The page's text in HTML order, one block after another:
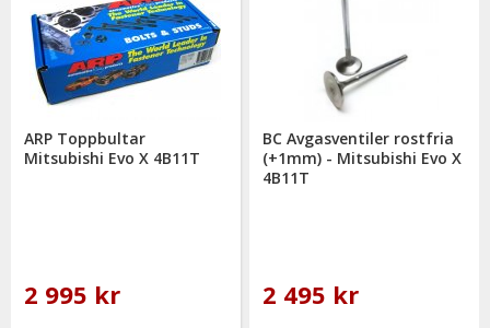
ARP Toppbultar
Mitsubishi Evo X 4B11T
2 995 kr
BC Avgasventiler rostfria
(+1mm) - Mitsubishi Evo X
4B11T
2 495 kr